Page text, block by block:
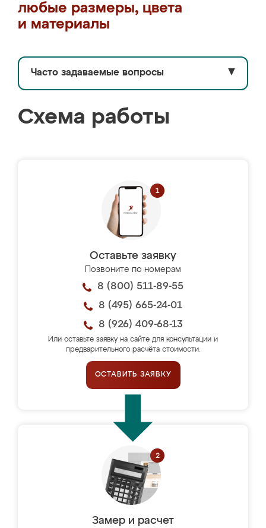
любые размеры, цвета
и материалы
Часто задаваемые вопросы ▼
Схема работы
Оставьте заявку
Позвоните по номерам
8 (800) 511-89-55
8 (495) 665-24-01
8 (926) 409-68-13
Или оставьте заявку на сайте для консультации и
предварительного расчёта стоимости.
ОСТАВИТЬ ЗАЯВКУ
Замер и расчет